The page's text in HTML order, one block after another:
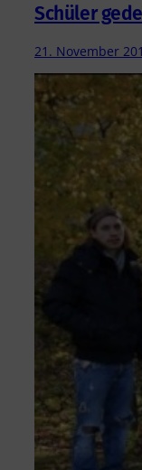
Schüler
21. November